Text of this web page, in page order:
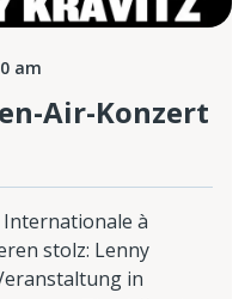
am
Air-Konzert
Internationale à
stolz: Lenny
in